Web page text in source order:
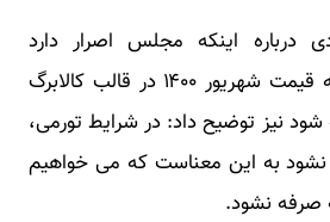
درباره اینکه مجلس اصرار دارد
کالاهای اساسی باید به قیمت شهریور ۱۴۰۰ در قالب کالابرگ
نیز توضیح داد: در شرایط تورمی،
نشود به این معناست که می خواهیم
صرفه نشود.